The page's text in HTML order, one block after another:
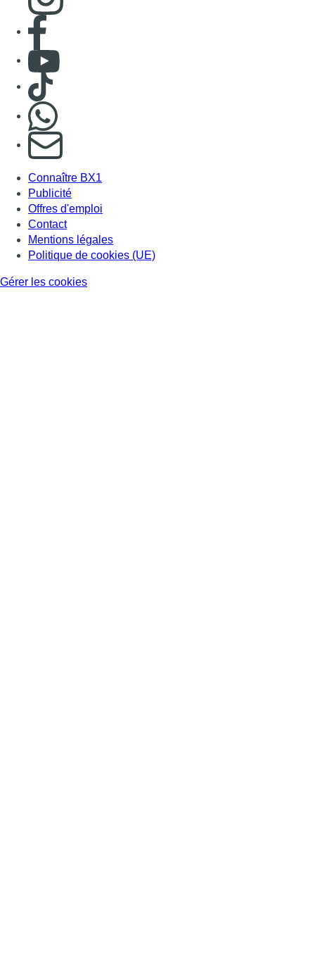
Consulter page Facebook
Consulter Youtube
Consulter TikTok
S'abonner à notre newsletter
Connaître BX1
Publicité
Offres d'emploi
Contact
Mentions légales
Politique de cookies (UE)
Gérer les cookies